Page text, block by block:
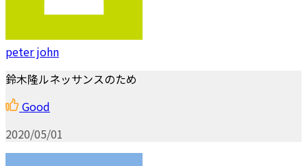
peter john
鈴木隆ルネッサンスのため
Good
2020/05/01